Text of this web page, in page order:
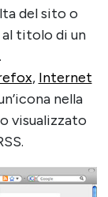
del sito o
al titolo di un
, Internet
nella
visualizzato